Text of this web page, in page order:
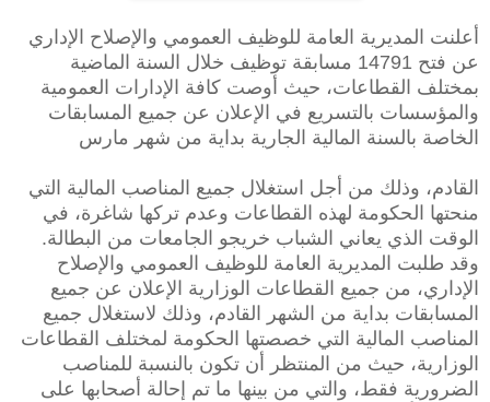
أعلنت المديرية العامة للوظيف العمومي والإصلاح الإداري
عن فتح 14791 مسابقة توظيف خلال السنة الماضية
بمختلف القطاعات، حيث أوصت كافة الإدارات العمومية
والمؤسسات بالتسريع في الإعلان عن جميع المسابقات
الخاصة بالسنة المالية الجارية بداية من شهر مارس
القادم، وذلك من أجل استغلال جميع المناصب المالية التي
منحتها الحكومة لهذه القطاعات وعدم تركها شاغرة، في
الوقت الذي يعاني الشباب خريجو الجامعات من البطالة.
وقد طلبت المديرية العامة للوظيف العمومي والإصلاح
الإداري، من جميع القطاعات الوزارية الإعلان عن جميع
المسابقات بداية من الشهر القادم، وذلك لاستغلال جميع
المناصب المالية التي خصصتها الحكومة لمختلف القطاعات
الوزارية، حيث من المنتظر أن تكون بالنسبة للمناصب
الضرورية فقط، والتي من بينها ما تم إحالة أصحابها على